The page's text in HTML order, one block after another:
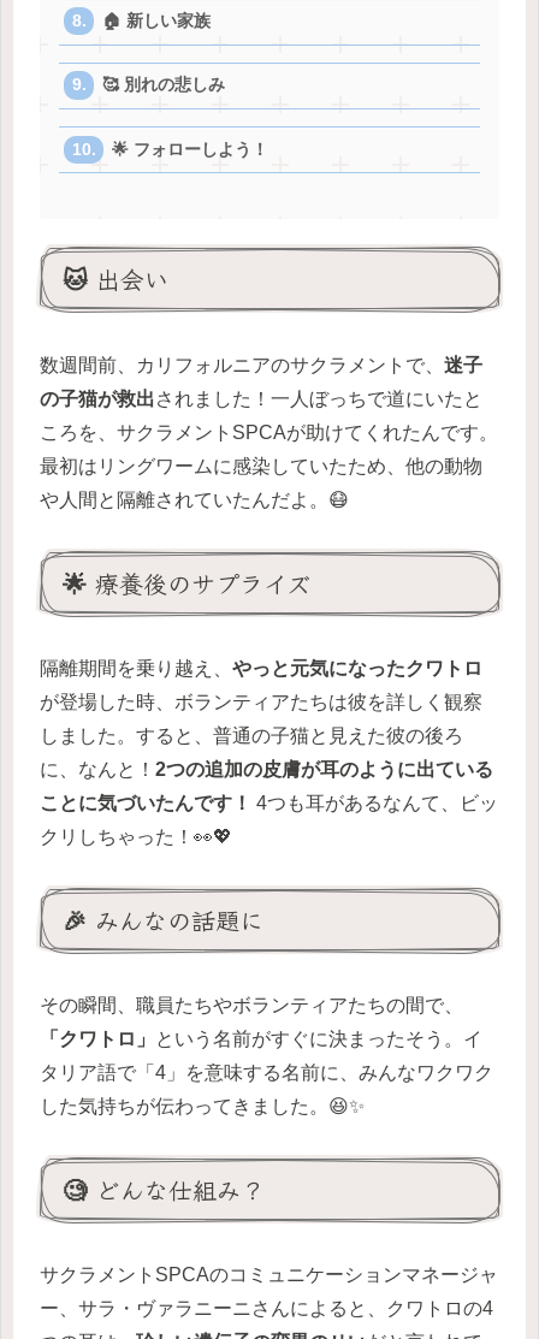
🏠 新しい家族
🥰 別れの悲しみ
🌟 フォローしよう！
🐱 出会い
数週間前、カリフォルニアのサクラメントで、 迷子
の子猫が救出されました！一人ぼっちで道にいたと
ころを、サクラメントSPCAが助けてくれたんです。
最初はリングワームに感染していたため、他の動物
や人間と隔離されていたんだよ。😷
🌟 療養後のサプライズ
隔離期間を乗り越え、 やっと元気になったクワトロ
が登場した時、ボランティアたちは彼を詳しく観察
しました。すると、普通の子猫と見えた彼の後ろ
に、なんと！ 2つの追加の皮膚が耳のように出ている
ことに気づいたんです！ 4つも耳があるなんて、ビッ
クリしちゃった！👀💖
🎉 みんなの話題に
その瞬間、職員たちやボランティアたちの間で、
「クワトロ」
という名前がすぐに決まったそう。イ
タリア語で「4」を意味する名前に、みんなワクワク
した気持ちが伝わってきました。😆✨
🧐 どんな仕組み？
サクラメントSPCAのコミュニケーションマネージャ
ー、サラ・ヴァラニーニさんによると、クワトロの4